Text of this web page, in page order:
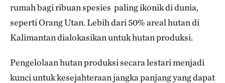
rumah bagi ribuan spesies paling ikonik di dunia,
seperti Orang Utan. Lebih dari 50% areal hutan di
Kalimantan dialokasikan untuk hutan produksi.
Pengelolaan hutan produksi secara lestari menjadi
kunci untuk kesejahteraan jangka panjang yang dapat